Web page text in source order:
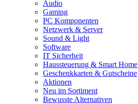
Audio
Gaming
PC Komponenten
Netzwerk & Server
Sound & Light
Software
IT Sicherheit
Haussteuerung & Smart Home
Geschenkkarten & Gutscheine
Aktionen
Neu im Sortiment
Bewusste Alternativen